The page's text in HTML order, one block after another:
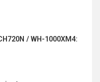
/ WH-1000XM4: